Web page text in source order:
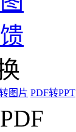
图片 PDF转PPT